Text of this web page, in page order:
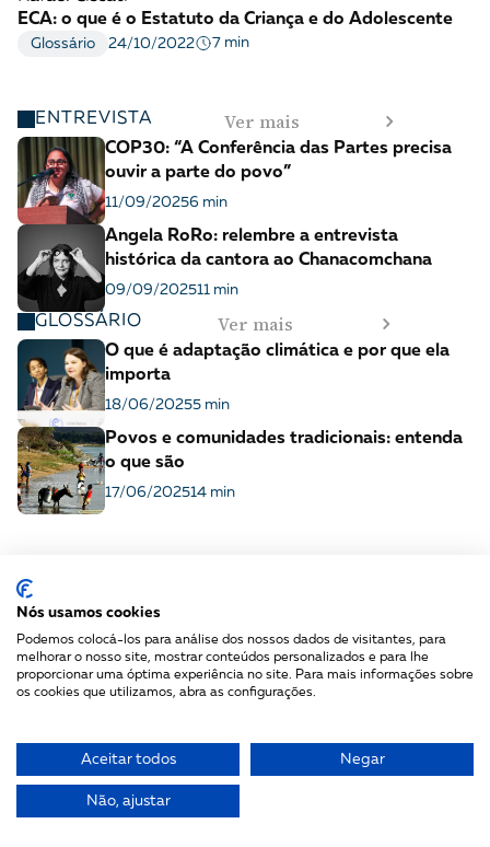
ECA: o que é o Estatuto da Criança e do Adolescente
Glossário 24/10/2022 7 min
ENTREVISTA Ver mais
COP30: “A Conferência das Partes precisa
ouvir a parte do povo”
11/09/20256 min
Angela RoRo: relembre a entrevista
histórica da cantora ao Chanacomchana
09/09/202511 min
GLOSSÁRIO Ver mais
O que é adaptação climática e por que ela
importa
18/06/20255 min
Povos e comunidades tradicionais: entenda
o que são
17/06/202514 min
Fique por dentro: assine
Nós usamos cookies
Podemos colocá-los para análise dos nossos dados de visitantes, para
melhorar o nosso site, mostrar conteúdos personalizados e para lhe
proporcionar uma óptima experiência no site. Para mais informações sobre
os cookies que utilizamos, abra as configurações.
Aceitar todos Negar
Não, ajustar